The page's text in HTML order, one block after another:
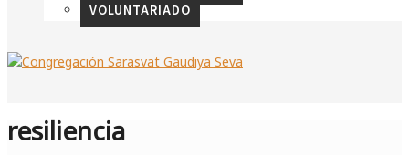
VOLUNTARIADO
resiliencia